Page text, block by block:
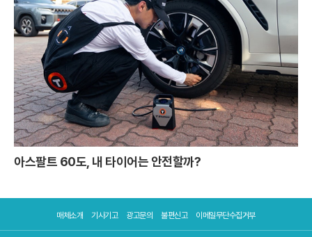
아스팔트 60도, 내 타이어는 안전할까?
매체소개 기사기고 광고문의 불편신고 이메일무단수집거부